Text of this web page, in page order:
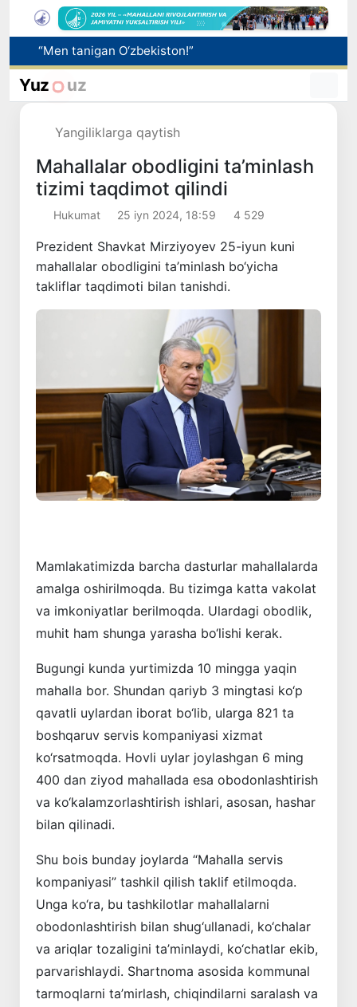
O'zbekistonda zilzila sodir bo'ldi
“Men tanigan O‘zbekiston!”
Yuz uz
Yangiliklarga qaytish
Mahallalar obodligini ta’minlash
tizimi taqdimot qilindi
Hukumat 25 iyn 2024, 18:59 4 529
Prezident Shavkat Mirziyoyev 25-iyun kuni
mahallalar obodligini ta’minlash bo‘yicha
takliflar taqdimoti bilan tanishdi.
Mamlakatimizda barcha dasturlar mahallalarda
amalga oshirilmoqda. Bu tizimga katta vakolat
va imkoniyatlar berilmoqda. Ulardagi obodlik,
muhit ham shunga yarasha bo‘lishi kerak.
Bugungi kunda yurtimizda 10 mingga yaqin
mahalla bor. Shundan qariyb 3 mingtasi ko‘p
qavatli uylardan iborat bo‘lib, ularga 821 ta
boshqaruv servis kompaniyasi xizmat
ko‘rsatmoqda. Hovli uylar joylashgan 6 ming
400 dan ziyod mahallada esa obodonlashtirish
va ko‘kalamzorlashtirish ishlari, asosan, hashar
bilan qilinadi.
Shu bois bunday joylarda “Mahalla servis
kompaniyasi” tashkil qilish taklif etilmoqda.
Unga ko‘ra, bu tashkilotlar mahallalarni
obodonlashtirish bilan shug‘ullanadi, ko‘chalar
va ariqlar tozaligini ta’minlaydi, ko‘chatlar ekib,
parvarishlaydi. Shartnoma asosida kommunal
tarmoqlarni ta’mirlash, chiqindilarni saralash va